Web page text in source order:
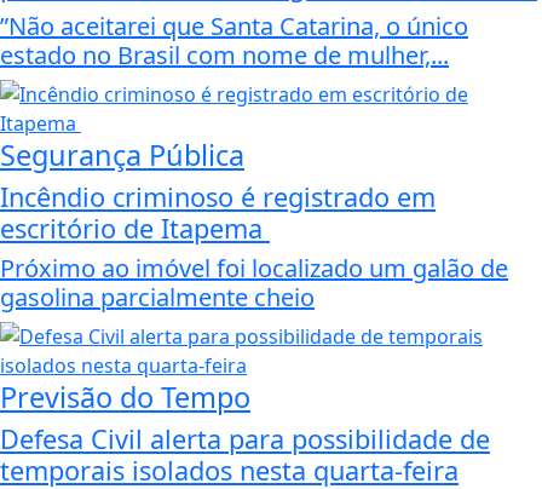
”Não aceitarei que Santa Catarina, o único
estado no Brasil com nome de mulher,...
Segurança Pública
Incêndio criminoso é registrado em
escritório de Itapema
Próximo ao imóvel foi localizado um galão de
gasolina parcialmente cheio
Previsão do Tempo
Defesa Civil alerta para possibilidade de
temporais isolados nesta quarta-feira